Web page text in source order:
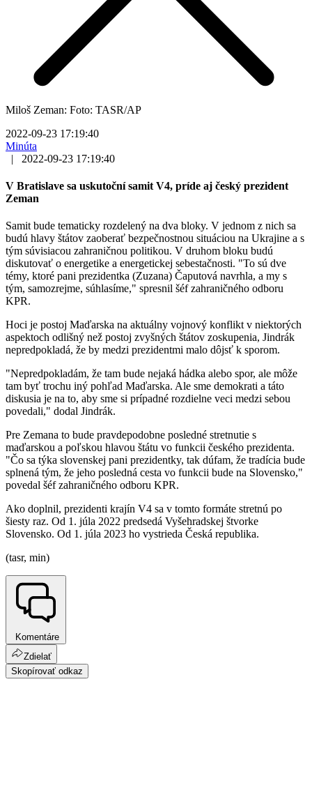
Miloš Zeman: Foto: TASR/AP
2022-09-23 17:19:40
Minúta
|
2022-09-23 17:19:40
V Bratislave sa uskutoční samit V4, príde aj český prezident
Zeman
Samit bude tematicky rozdelený na dva bloky. V jednom z nich sa
budú hlavy štátov zaoberať bezpečnostnou situáciou na Ukrajine a s
tým súvisiacou zahraničnou politikou. V druhom bloku budú
diskutovať o energetike a energetickej sebestačnosti. "To sú dve
témy, ktoré pani prezidentka (Zuzana) Čaputová navrhla, a my s
tým, samozrejme, súhlasíme," spresnil šéf zahraničného odboru
KPR.
Hoci je postoj Maďarska na aktuálny vojnový konflikt v niektorých
aspektoch odlišný než postoj zvyšných štátov zoskupenia, Jindrák
nepredpokladá, že by medzi prezidentmi malo dôjsť k sporom.
"Nepredpokladám, že tam bude nejaká hádka alebo spor, ale môže
tam byť trochu iný pohľad Maďarska. Ale sme demokrati a táto
diskusia je na to, aby sme si prípadné rozdielne veci medzi sebou
povedali," dodal Jindrák.
Pre Zemana to bude pravdepodobne posledné stretnutie s
maďarskou a poľskou hlavou štátu vo funkcii českého prezidenta.
"Čo sa týka slovenskej pani prezidentky, tak dúfam, že tradícia bude
splnená tým, že jeho posledná cesta vo funkcii bude na Slovensko,"
povedal šéf zahraničného odboru KPR.
Ako doplnil, prezidenti krajín V4 sa v tomto formáte stretnú po
šiesty raz. Od 1. júla 2022 predsedá Vyšehradskej štvorke
Slovensko. Od 1. júla 2023 ho vystrieda Česká republika.
(tasr, min)
Komentáre
Zdielať
Skopírovať odkaz